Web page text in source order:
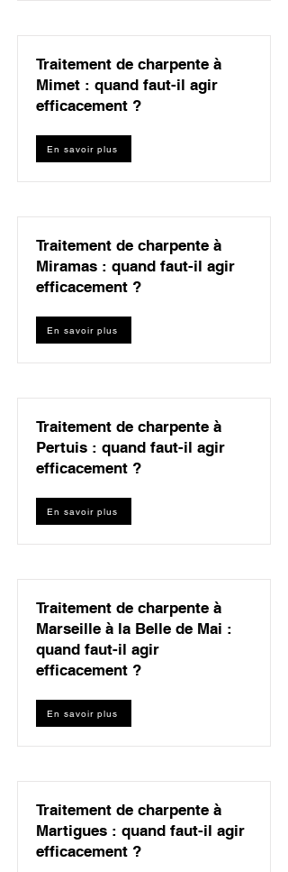
Traitement de charpente à
Mimet : quand faut-il agir
efficacement ?
En savoir plus
Traitement de charpente à
Miramas : quand faut-il agir
efficacement ?
En savoir plus
Traitement de charpente à
Pertuis : quand faut-il agir
efficacement ?
En savoir plus
Traitement de charpente à
Marseille à la Belle de Mai :
quand faut-il agir
efficacement ?
En savoir plus
Traitement de charpente à
Martigues : quand faut-il agir
efficacement ?